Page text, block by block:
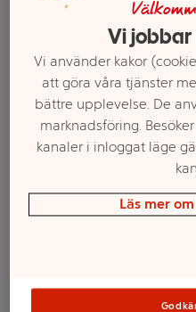
Välj butik
Vi jobbar
Vi använder kakor
att göra våra tjänster
bättre upplevelse. De
marknadsföring.
kanaler i inloggat läge
Läs mer